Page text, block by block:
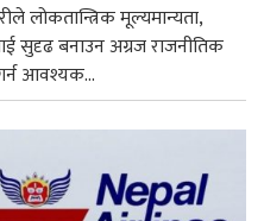
लोकतान्त्रिक मूल्यमान्यता,
सुदृढ बनाउन अग्रज राजनीतिक
आवश्यक...